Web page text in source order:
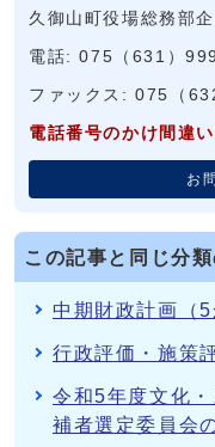
久御山町役場総務部
電話: 075（631）
ファックス: 075（
電話番号のかけ間違
お
この記事と同じ分
中期財政計画（5
行政評価・施策
令和5年度文化
補者選定委員会